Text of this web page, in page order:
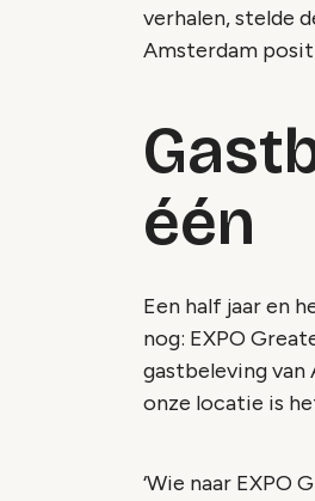
verhalen, stelde
Amsterdam
één
Een half jaar en
nog: EXPO
gastbeleving van
onze locatie is
‘Wie naar